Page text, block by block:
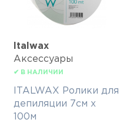
Italwax
Аксессуары
✔ В НАЛИЧИИ
ITALWAX Ролики для
депиляции 7см х
100м